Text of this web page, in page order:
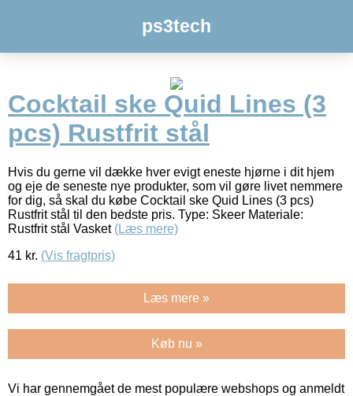
ps3tech
Cocktail ske Quid Lines (3
pcs) Rustfrit stål
Hvis du gerne vil dække hver evigt eneste hjørne i dit hjem
og eje de seneste nye produkter, som vil gøre livet nemmere
for dig, så skal du købe Cocktail ske Quid Lines (3 pcs)
Rustfrit stål til den bedste pris. Type: Skeer Materiale:
Rustfrit stål Vasket (Læs mere)
41 kr. (Vis fragtpris)
Læs mere »
Køb nu »
Vi har gennemgået de mest populære webshops og anmeldt